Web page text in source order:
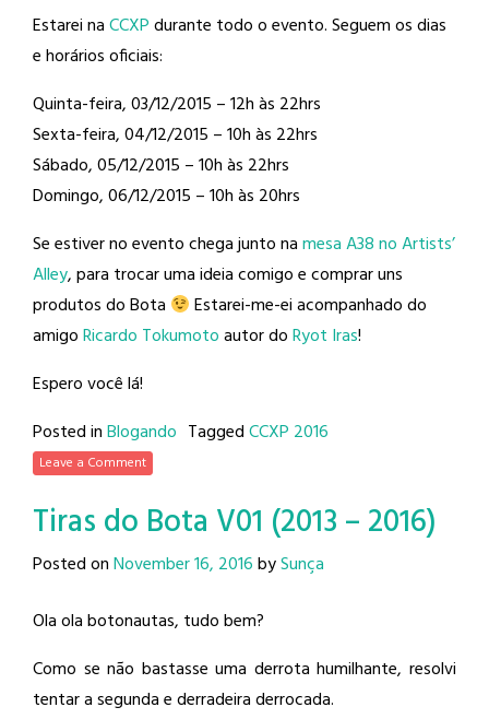
Estarei naCCXPdurante todo o evento. Seguem os dias
e horários oficiais:
Quinta-feira, 03/12/2015 – 12h às 22hrs
Sexta-feira, 04/12/2015 – 10h às 22hrs
Sábado, 05/12/2015 – 10h às 22hrs
Domingo, 06/12/2015 – 10h às 20hrs
Se estiver no evento chega junto namesa A38 no Artists’
Alley, para trocar uma ideia comigo e comprar uns
produtos do Bota
Estarei-me-ei acompanhado do
amigoRicardo Tokumotoautor doRyot Iras!
Espero você lá!
Posted inBlogando TaggedCCXP 2016
Leave a Comment
Tiras do Bota V01 (2013 – 2016)
Posted onNovember 16, 2016bySunça
Ola ola botonautas, tudo bem?
Como se não bastasse uma derrota humilhante, resolvi
tentar a segunda e derradeira derrocada.